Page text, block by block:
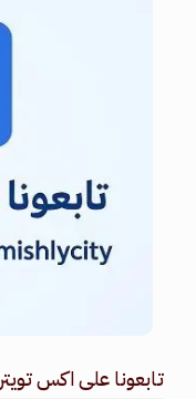
تابعونا على اكس تويتر